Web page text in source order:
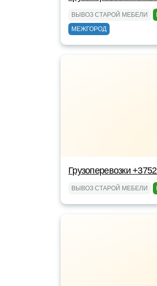
ВЫВОЗ СТАРОЙ МЕБЕЛИ
МЕЖГОРОД
Грузоперевозки
ВЫВОЗ СТАРОЙ МЕБЕЛИ